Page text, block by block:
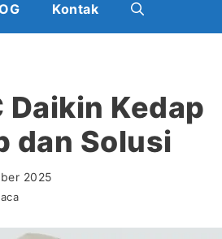
Kontak
Daikin Kedap
dan Solusi
2025